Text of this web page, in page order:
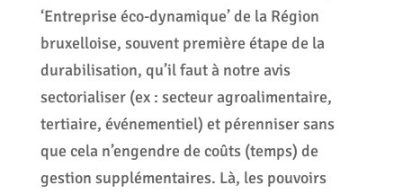
‘Entreprise éco-dynamique’ de la Région
bruxelloise, souvent première étape de la
durabilisation, qu’il faut à notre avis
sectorialiser (ex : secteur agroalimentaire,
tertiaire, événementiel) et pérenniser sans
que cela n’engendre de coûts (temps) de
gestion supplémentaires. Là, les pouvoirs